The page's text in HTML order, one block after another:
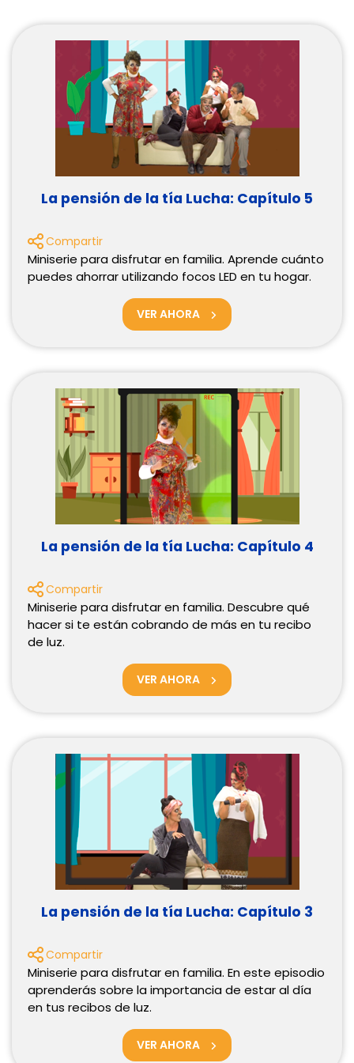
La pensión de la tía Lucha: Capítulo 5
Compartir
Miniserie para disfrutar en familia. Aprende cuánto
puedes ahorrar utilizando focos LED en tu hogar.
VER AHORA
La pensión de la tía Lucha: Capítulo 4
Compartir
Miniserie para disfrutar en familia. Descubre qué
hacer si te están cobrando de más en tu recibo
de luz.
VER AHORA
La pensión de la tía Lucha: Capítulo 3
Compartir
Miniserie para disfrutar en familia. En este episodio
aprenderás sobre la importancia de estar al día
en tus recibos de luz.
VER AHORA